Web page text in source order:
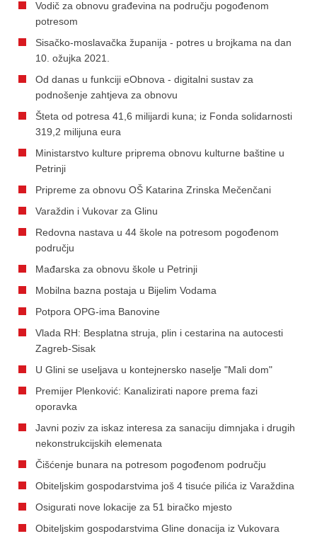
Vodič za obnovu građevina na području pogođenom
potresom
Sisačko-moslavačka županija - potres u brojkama na dan
10. ožujka 2021.
Od danas u funkciji eObnova - digitalni sustav za
podnošenje zahtjeva za obnovu
Šteta od potresa 41,6 milijardi kuna; iz Fonda solidarnosti
319,2 milijuna eura
Ministarstvo kulture priprema obnovu kulturne baštine u
Petrinji
Pripreme za obnovu OŠ Katarina Zrinska Mečenčani
Varaždin i Vukovar za Glinu
Redovna nastava u 44 škole na potresom pogođenom
području
Mađarska za obnovu škole u Petrinji
Mobilna bazna postaja u Bijelim Vodama
Potpora OPG-ima Banovine
Vlada RH: Besplatna struja, plin i cestarina na autocesti
Zagreb-Sisak
U Glini se useljava u kontejnersko naselje "Mali dom"
Premijer Plenković: Kanalizirati napore prema fazi
oporavka
Javni poziv za iskaz interesa za sanaciju dimnjaka i drugih
nekonstrukcijskih elemenata
Čišćenje bunara na potresom pogođenom području
Obiteljskim gospodarstvima još 4 tisuće pilića iz Varaždina
Osigurati nove lokacije za 51 biračko mjesto
Obiteljskim gospodarstvima Gline donacija iz Vukovara